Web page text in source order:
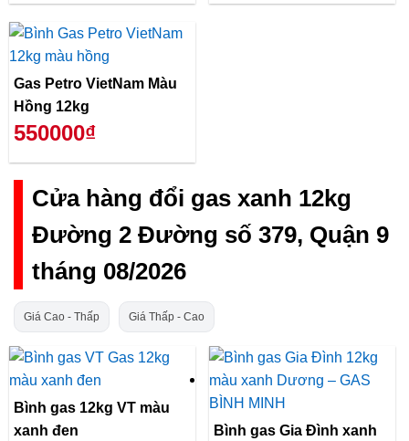
Gas Petro VietNam Màu
Hồng 12kg
550000₫
Cửa hàng đổi gas xanh 12kg
Đường 2 Đường số 379, Quận 9
tháng 08/2026
Giá Cao - Thấp Giá Thấp - Cao
Bình gas 12kg VT màu
xanh đen
Bình gas Gia Đình xanh